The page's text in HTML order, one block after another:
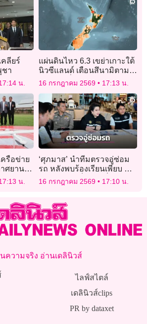
ลียร์
ชา
น.
แผ่นดินไหว 6.3 เขย่าเกาะใต้
นิวซีแลนด์ เตือนสึนามิตาม
แนวชายฝั่ง
16 กรกฎาคม 2569 17:13 น.
รือข่าย
ศยานไร้
น.
‘ศุภมาส’ นำทีมตรวจอู่ซ่อม
รถ หลังพบร้องเรียนเพียบ ค่า
ซ่อมไม่ชัด เก็บเงินเพิ่มไม่แจ้ง
16 กรกฎาคม 2569 17:10 น.
ความจริง อ่านเดลินิวส์
ไลฟ์สไตล์
เดลินิวส์clips
PR by dataxet